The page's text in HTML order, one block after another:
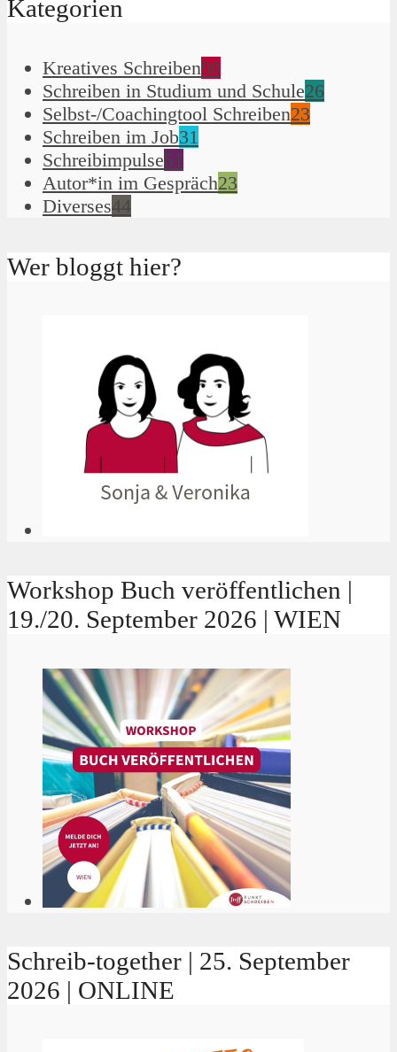
Kategorien
Kreatives Schreiben90
Schreiben in Studium und Schule26
Selbst-/Coachingtool Schreiben23
Schreiben im Job31
Schreibimpulse51
Autor*in im Gespräch23
Diverses44
Wer bloggt hier?
Workshop Buch veröffentlichen |
19./20. September 2026 | WIEN
Schreib-together | 25. September
2026 | ONLINE